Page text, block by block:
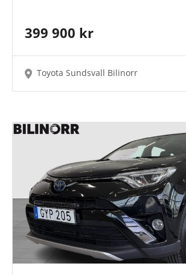
399 900 kr
Toyota Sundsvall Bilinorr